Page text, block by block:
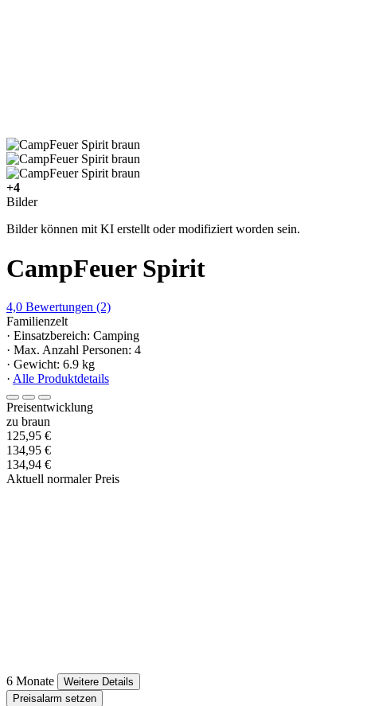
+4
Bilder
Bilder können mit KI erstellt oder modifiziert worden sein.
CampFeuer Spirit
4,0 Bewertungen (2)
Familienzelt
· Einsatzbereich: Camping
· Max. Anzahl Personen: 4
· Gewicht: 6.9 kg
· Alle Produktdetails
Preisentwicklung
zu braun
125,95 €
134,95 €
134,94 €
Aktuell normaler Preis
6 Monate
Weitere Details
Preisalarm setzen